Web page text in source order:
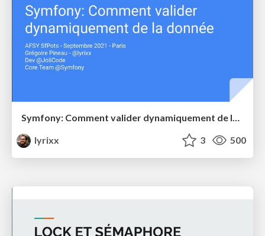
Symfony: Comment valider dynamiquement de la donnée
lyrixx
3 500